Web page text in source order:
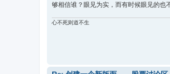
够相信谁？眼见为实，而有时候眼见的也
心不死则道不生